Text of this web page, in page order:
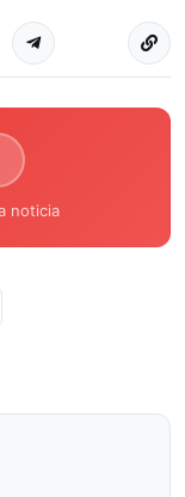
noticia